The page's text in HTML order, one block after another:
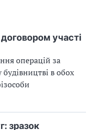
участі
операцій за
в обох
зразок